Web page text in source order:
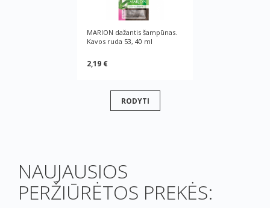
MARION dažantis šampūnas.
Kavos ruda 53, 40 ml
2,19 €
RODYTI
NAUJAUSIOS
PERŽIŪRĖTOS PREKĖS: